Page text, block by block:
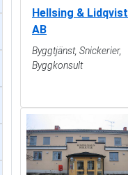
Hellsing & Lidqvist
AB
Byggtjänst, Snickerier,
Byggkonsult